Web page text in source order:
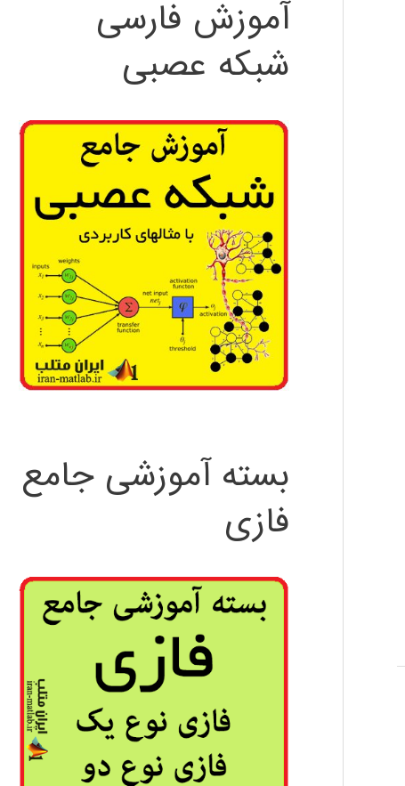
آموزش فارسی
شبکه عصبی
بسته آموزشی جامع
فازی